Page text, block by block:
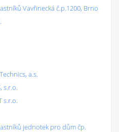
Vavřinecká č.p.1200, Brno
a.s.
s.r.o.
s.r.o.
jednotek pro dům čp.